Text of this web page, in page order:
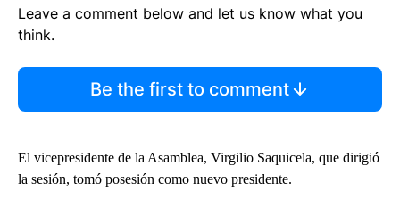
Leave a comment below and let us know what you
think.
Be the first to comment
El vicepresidente de la Asamblea, Virgilio Saquicela, que dirigió
la sesión, tomó posesión como nuevo presidente.